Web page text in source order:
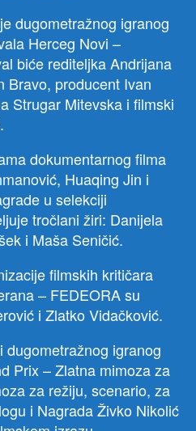
dugometražnog igranog
Herceg Novi –
biće rediteljka Andrijana
Bravo, producent Ivan
Strugar Mitevska i filmski
dokumentarnog filma
Huaqing Jin i
u selekciji
tročlani žiri: Danijela
i Maša Seničić.
filmskih kritičara
– FEDEORA su
i Zlatko Vidačković.
dugometražnog igranog
Prix – Zlatna mimoza za
za režiju, scenario, za
i Nagrada Živko Nikolić